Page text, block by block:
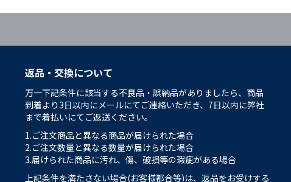
返品・交換について
万一下記条件に該当する不良品・誤納品がありましたら、商品
到着より3日以内にメールにてご連絡いただき、7日以内に弊社
まで着払いにてご返送ください。
1.ご注文商品と異なる商品が届けられた場合
2.ご注文数量と異なる数量が届けられた場合
3.届けられた商品に汚れ、傷、破損等の瑕疵がある場合
上記条件を満たさない場合(お客様都合等)は、返品をお受けする